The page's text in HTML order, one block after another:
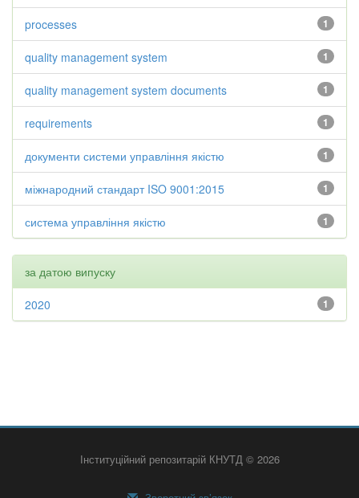
1
processes
1
quality management system
1
quality management system documents
1
requirements
1
документи системи управління якістю
1
міжнародний стандарт ISO 9001:2015
1
система управління якістю
за датою випуску
1
2020
Інституційний репозитарій КНУТД © 2026